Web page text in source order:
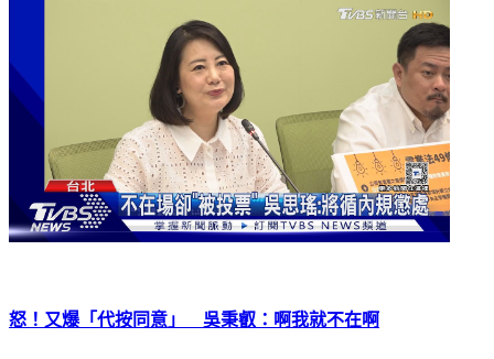
怒！又爆「代按同意」 吳秉叡：啊我就不在啊